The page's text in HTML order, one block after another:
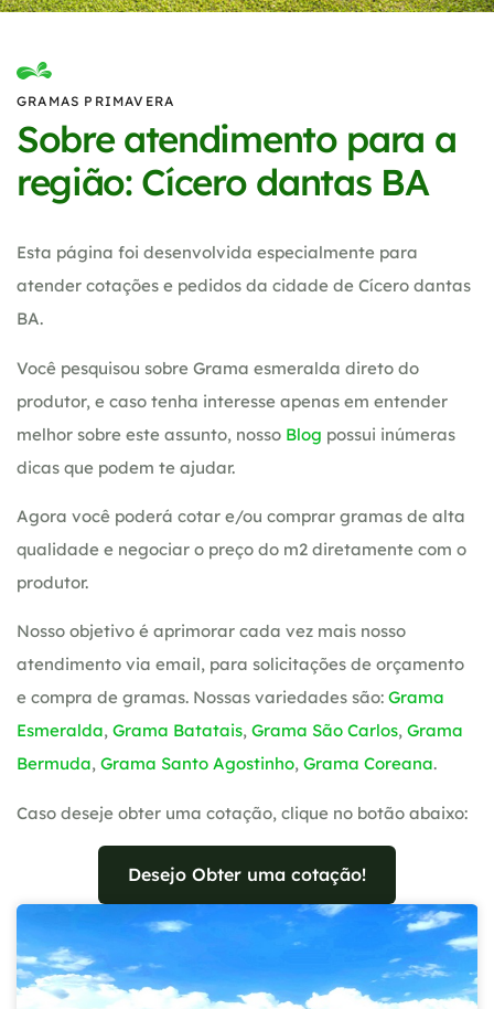
GRAMAS PRIMAVERA
Sobre atendimento para a
região: Cícero dantas BA
Esta página foi desenvolvida especialmente para
atender cotações e pedidos da cidade de Cícero dantas
BA.
Você pesquisou sobre Grama esmeralda direto do
produtor, e caso tenha interesse apenas em entender
melhor sobre este assunto, nosso Blog possui inúmeras
dicas que podem te ajudar.
Agora você poderá cotar e/ou comprar gramas de alta
qualidade e negociar o preço do m2 diretamente com o
produtor.
Nosso objetivo é aprimorar cada vez mais nosso
atendimento via email, para solicitações de orçamento
e compra de gramas. Nossas variedades são: Grama
Esmeralda, Grama Batatais, Grama São Carlos, Grama
Bermuda, Grama Santo Agostinho, Grama Coreana.
Caso deseje obter uma cotação, clique no botão abaixo:
Desejo Obter uma cotação!